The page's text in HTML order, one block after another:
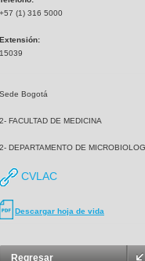
+57 (1) 316 5000
Extensión:
15039
Sede Bogotá
2- FACULTAD DE MEDICINA
2- DEPARTAMENTO DE
CVLAC
Descargar hoja de vida
Regresar